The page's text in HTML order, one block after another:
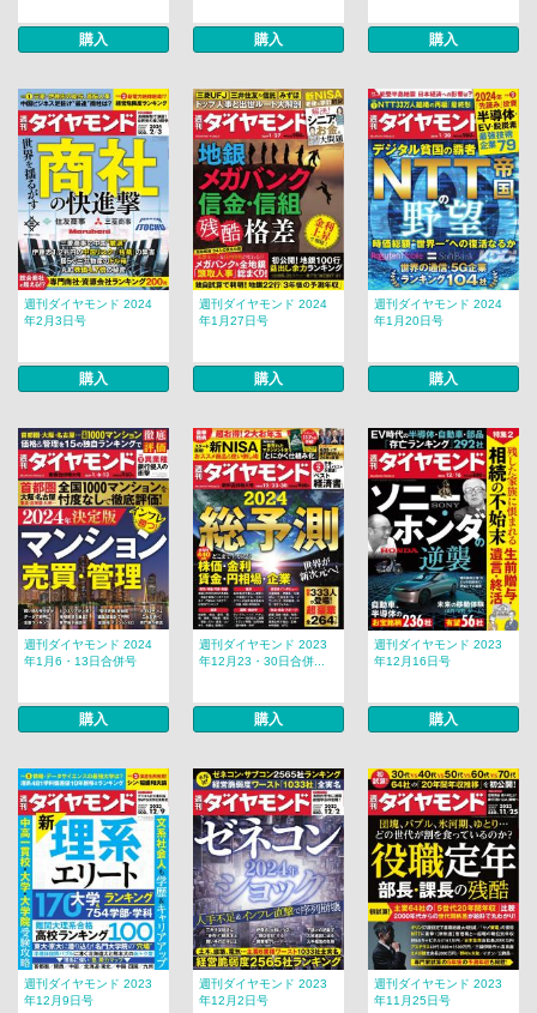
購入 購入 購入
週刊ダイヤモンド 2024
年2月3日号
購入
週刊ダイヤモンド 2024
年1月27日号
購入
週刊ダイヤモンド 2024
年1月20日号
購入
週刊ダイヤモンド 2024
年1月6・13日合併号
購入
週刊ダイヤモンド 2023
年12月23・30日合併...
購入
週刊ダイヤモンド 2023
年12月16日号
購入
週刊ダイヤモンド 2023
年12月9日号
週刊ダイヤモンド 2023
年12月2日号
週刊ダイヤモンド 2023
年11月25日号